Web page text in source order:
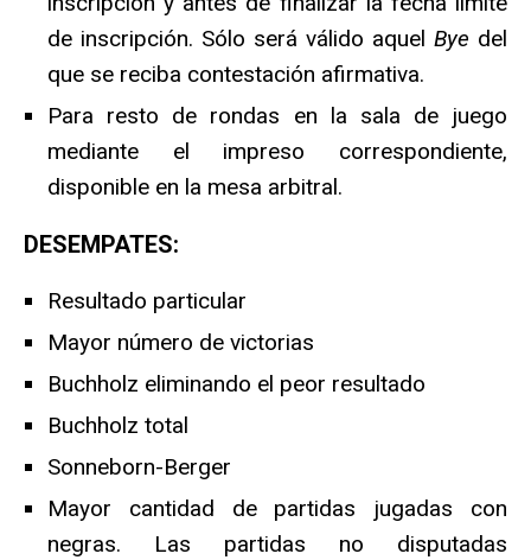
de inscripción. Sólo será válido aquel Bye del
que se reciba contestación afirmativa.
Para resto de rondas en la sala de juego
mediante el impreso correspondiente,
disponible en la mesa arbitral.
DESEMPATES:
Resultado particular
Mayor número de victorias
Buchholz eliminando el peor resultado
Buchholz total
Sonneborn-Berger
Mayor cantidad de partidas jugadas con
negras. Las partidas no disputadas